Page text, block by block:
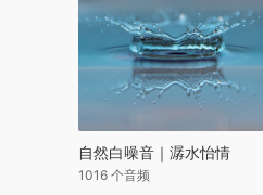
自然白噪音｜潺水怡情
1016 个音频